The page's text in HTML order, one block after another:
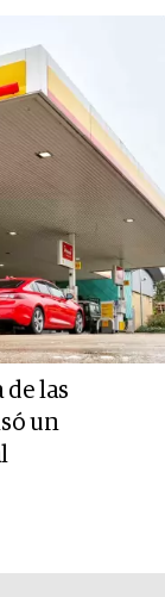
de las
un